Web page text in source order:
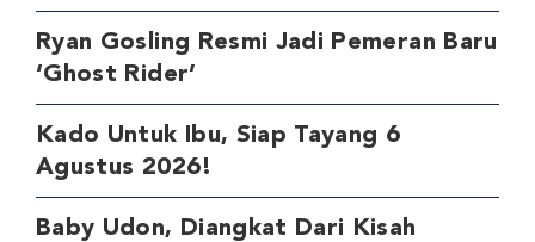
Ryan Gosling Resmi Jadi Pemeran Baru
‘Ghost Rider’
Kado Untuk Ibu, Siap Tayang 6
Agustus 2026!
Baby Udon, Diangkat Dari Kisah